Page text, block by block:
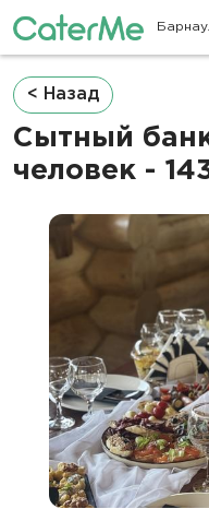
Строка
навигации
< Назад
Сытный
человек -